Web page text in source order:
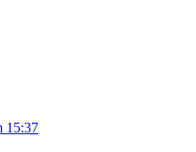
15:37